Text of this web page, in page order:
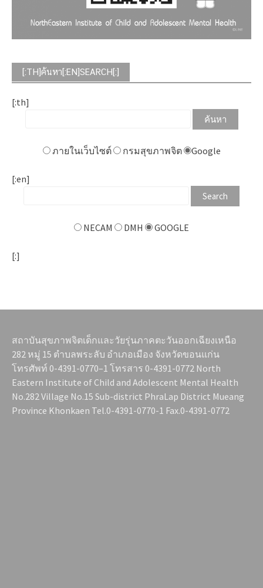
[:TH]ค้นหา[:EN]SEARCH[:]
[:th]
ภายในเว็บไซต์ กรมสุขภาพจิต Google
[:en]
NECAM DMH GOOGLE
[:]
สถาบันสุขภาพจิตเด็กและวัยรุ่นภาคตะวันออกเฉียงเหนือ
282 หมู่ 15 ตำบลพระลับ อำเภอเมือง จังหวัดขอนแก่น
โทรศัพท์ 0-4391-0770–1 โทรสาร 0-4391-0772 North
Eastern Institute of Child and Adolescent Mental Health
No.282 Village No.15 Sub-district PhraLap District Mueang
Province Khonkaen Tel.0-4391-0770-1 Fax.0-4391-0772